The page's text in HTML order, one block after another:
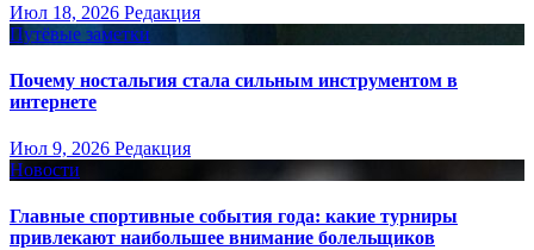
Июл 18, 2026 Редакция
Путёвые заметки
Почему ностальгия стала сильным инструментом в
интернете
Июл 9, 2026 Редакция
Новости
Главные спортивные события года: какие турниры
привлекают наибольшее внимание болельщиков